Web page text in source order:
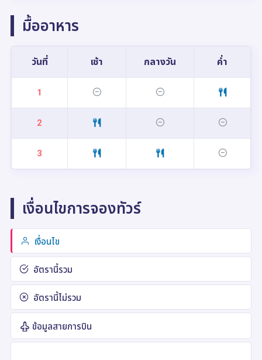
มื้ออาหาร
วันที่ เช้า กลางวัน ค่ำ
1
2
3
เงื่อนไขการจองทัวร์
เงื่อนไข
อัตรานี้รวม
อัตรานี้ไม่รวม
ข้อมูลสายการบิน